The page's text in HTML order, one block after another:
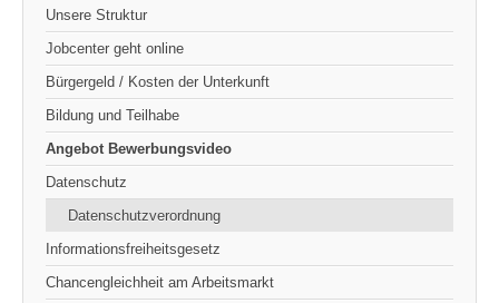
Unsere Struktur
Jobcenter geht online
Bürgergeld / Kosten der Unterkunft
Bildung und Teilhabe
Angebot Bewerbungsvideo
Datenschutz
Datenschutzverordnung
Informationsfreiheitsgesetz
Chancengleichheit am Arbeitsmarkt